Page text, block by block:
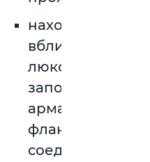
находиться
вблизи
люков,
запорной
арматуры,
фланцевых
соединений